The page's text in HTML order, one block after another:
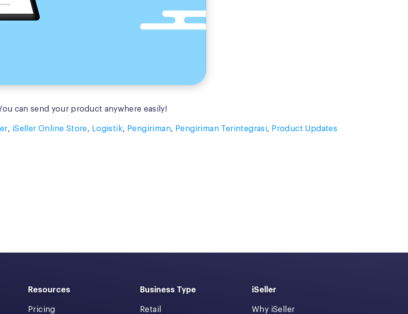
can send your product anywhere easily!
, iSeller Online Store, Logistik, Pengiriman, Pengiriman Terintegrasi, Product Updates
Resources
Pricing
Business Type
Retail
iSeller
Why iSeller